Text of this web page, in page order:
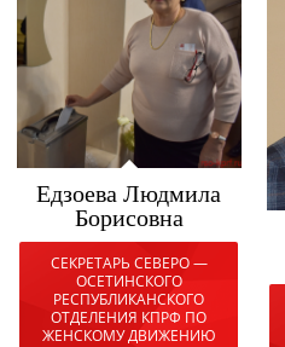
Едзоева Людмила
Борисовна
СЕКРЕТАРЬ СЕВЕРО —
ОСЕТИНСКОГО
РЕСПУБЛИКАНСКОГО
ОТДЕЛЕНИЯ КПРФ ПО
ЖЕНСКОМУ ДВИЖЕНИЮ